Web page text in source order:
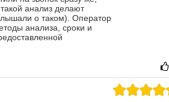
анализ делают
о таком). Оператор
анализа, сроки и